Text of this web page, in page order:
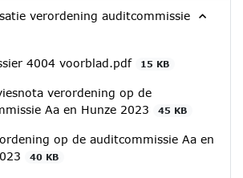
verordening auditcommissie
4004 voorblad.pdf
15 KB
verordening op de
Aa en Hunze 2023
45 KB
op de auditcommissie Aa en
40 KB